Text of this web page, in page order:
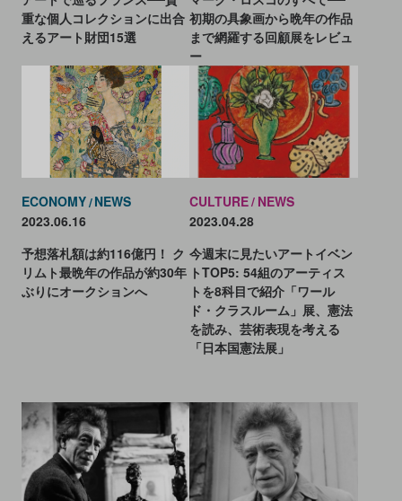
重な個人コレクションに出合
えるアート財団15選
初期の具象画から晩年の作品
まで網羅する回顧展をレビュ
ー
ECONOMY NEWS
2023.06.16
予想落札額は約116億円！ ク
リムト最晩年の作品が約30年
ぶりにオークションへ
CULTURE NEWS
2023.04.28
今週末に見たいアートイベン
トTOP5: 54組のアーティス
トを8科目で紹介「ワール
ド・クラスルーム」展、憲法
を読み、芸術表現を考える
「日本国憲法展」